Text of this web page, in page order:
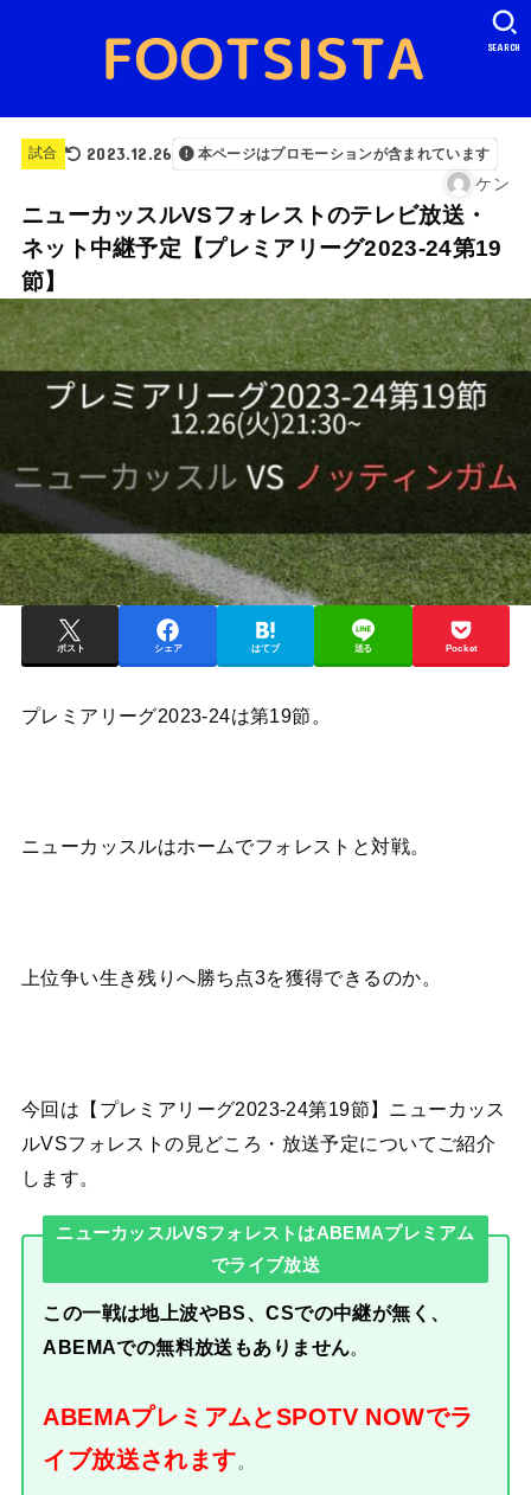
SEARCH
試合 2023.12.26 本ページはプロモーションが含まれています
ケン
ニューカッスルVSフォレストのテレビ放送・
ネット中継予定【プレミアリーグ2023-24第19
節】
ポスト シェア はてブ 送る Pocket
プレミアリーグ2023-24は第19節。
ニューカッスルはホームでフォレストと対戦。
上位争い生き残りへ勝ち点3を獲得できるのか。
今回は【プレミアリーグ2023-24第19節】ニューカッス
ルVSフォレストの見どころ・放送予定についてご紹介
します。
ニューカッスルVSフォレストはABEMAプレミアム
でライブ放送
この一戦は地上波やBS、CSでの中継が無く、
ABEMAでの無料放送もありません。
ABEMAプレミアムとSPOTV NOWでラ
イブ放送されます。